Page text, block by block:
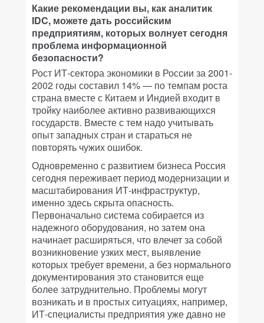
Какие рекомендации вы, как аналитик
IDC, можете дать российским
предприятиям, которых волнует сегодня
проблема информационной
безопасности?
Рост ИТ-сектора экономики в России за 2001-
2002 годы составил 14% — по темпам роста
страна вместе с Китаем и Индией входит в
тройку наиболее активно развивающихся
государств. Вместе с тем надо учитывать
опыт западных стран и стараться не
повторять чужих ошибок.
Одновременно с развитием бизнеса Россия
сегодня переживает период модернизации и
масштабирования ИТ-инфраструктур,
именно здесь скрыта опасность.
Первоначально система собирается из
надежного оборудования, но затем она
начинает расширяться, что влечет за собой
возникновение узких мест, выявление
которых требует времени, а без нормального
документирования это становится еще
более затруднительно. Проблемы могут
возникать и в простых ситуациях, например,
ИТ-специалисты предприятия уже давно не